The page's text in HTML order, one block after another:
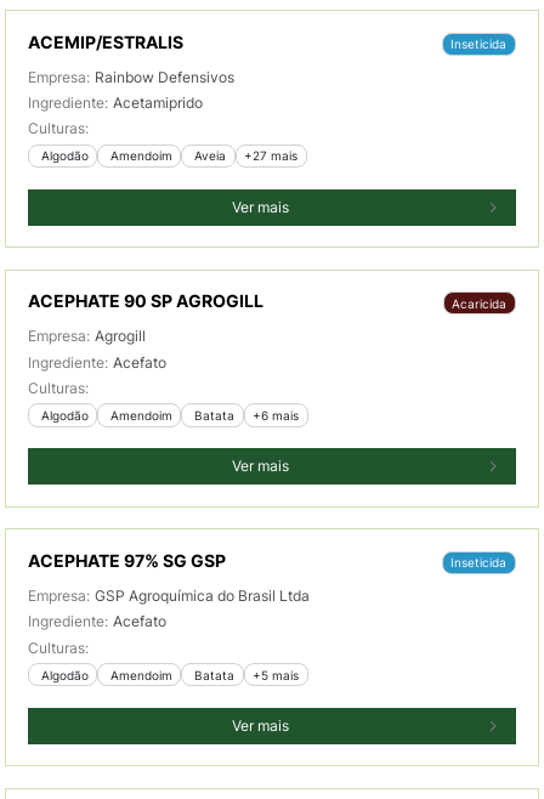
ACEMIP/ESTRALIS Inseticida
Empresa: Rainbow Defensivos
Ingrediente: Acetamiprido
Culturas:
Algodão Amendoim Aveia +27 mais
Ver mais
ACEPHATE 90 SP AGROGILL Acaricida
Empresa: Agrogill
Ingrediente: Acefato
Culturas:
Algodão Amendoim Batata +6 mais
Ver mais
ACEPHATE 97% SG GSP Inseticida
Empresa: GSP Agroquímica do Brasil Ltda
Ingrediente: Acefato
Culturas:
Algodão Amendoim Batata +5 mais
Ver mais